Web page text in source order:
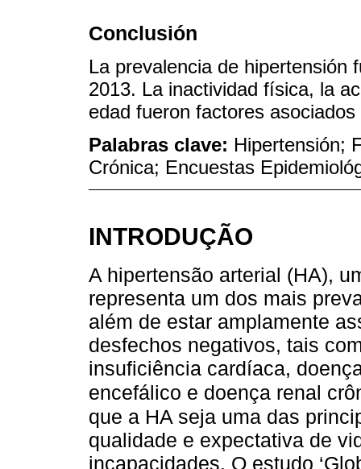
Conclusión
La prevalencia de hipertensión
2013. La inactividad física, la
edad fueron factores
Palabras clave: Hipertensión;
Crónica; Encuestas
INTRODUÇÃO
A hipertensão arterial (HA),
representa um dos mais
além de estar amplamente
desfechos negativos, tais
insuficiência cardíaca,
encefálico e doença renal
que a HA seja uma das
qualidade e expectativa de
incapacidades. O estudo